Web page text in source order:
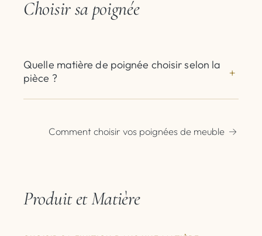
Choisir sa poignée
Quelle matière de poignée choisir selon la
pièce ?
Comment choisir vos poignées de meuble
Produit et Matière